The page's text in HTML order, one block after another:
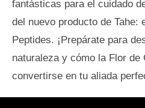
fantásticas para el cuidado
del nuevo producto de Tahe:
Peptides. ¡Prepárate para
naturaleza y cómo la Flor de
convertirse en tu aliada